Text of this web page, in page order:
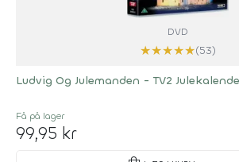
DVD
★★★★★(53)
Ludvig Og Julemanden - TV2
Få på lager
99,95 kr